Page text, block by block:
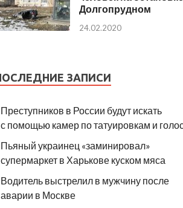
Долгопрудном
24.02.2020
ЗАПИСИ
Преступников в России будут искать
с помощью камер по татуировкам и
Пьяный украинец «заминировал»
супермаркет в Харькове куском мяса
Водитель выстрелил в мужчину после
аварии в Москве